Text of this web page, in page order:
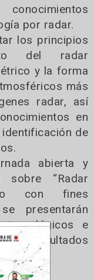
por radar.
los principios
del radar
y la forma
más
radar, así
en
de
abierta y
“Radar
con fines
presentarán
e
y resultados